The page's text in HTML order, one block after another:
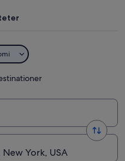
York, USA